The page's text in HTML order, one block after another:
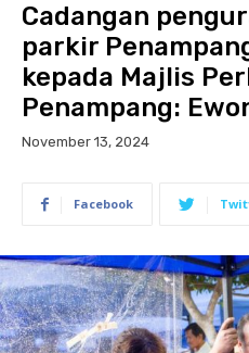
Cadangan
parkir
kepada Majlis
Penampang:
November 13, 2024
Facebook